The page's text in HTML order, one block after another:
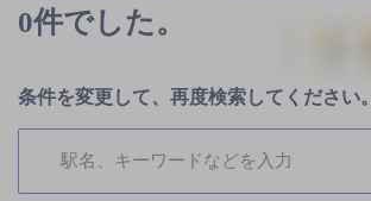
0件でした。
条件を変更して、再度検索してください。